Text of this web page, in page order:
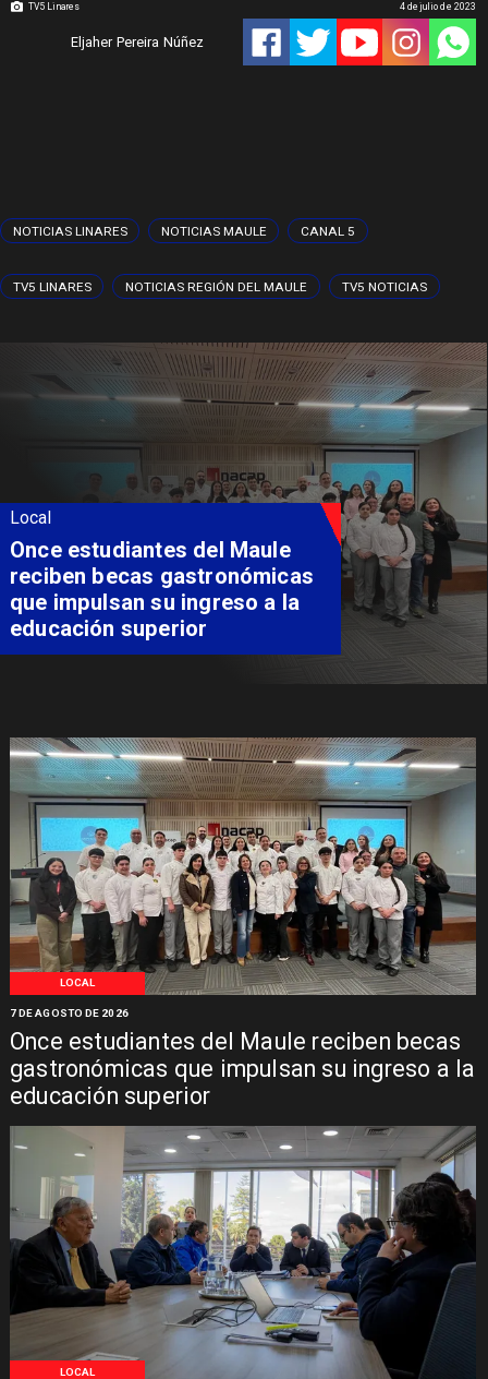
TV5 Linares
Eljaher Pereira Núñez
4 de julio de 2023
NOTICIAS LINARES NOTICIAS MAULE CANAL 5
TV5 LINARES NOTICIAS REGIÓN DEL MAULE TV5 NOTICIAS
LOCAL
Once estudiantes del Maule reciben becas
gastronómicas que impulsan su ingreso a la
educación superior
7 DE AGOSTO DE 2026
LOCAL
Local
Álvarez-Salamanca lidera la
apuesta regional para
consolidar el Paso Pehuenche
como alternativa a Los
Libertadores